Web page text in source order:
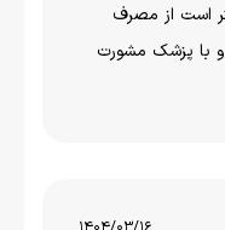
است از مصرف
با پزشک مشورت